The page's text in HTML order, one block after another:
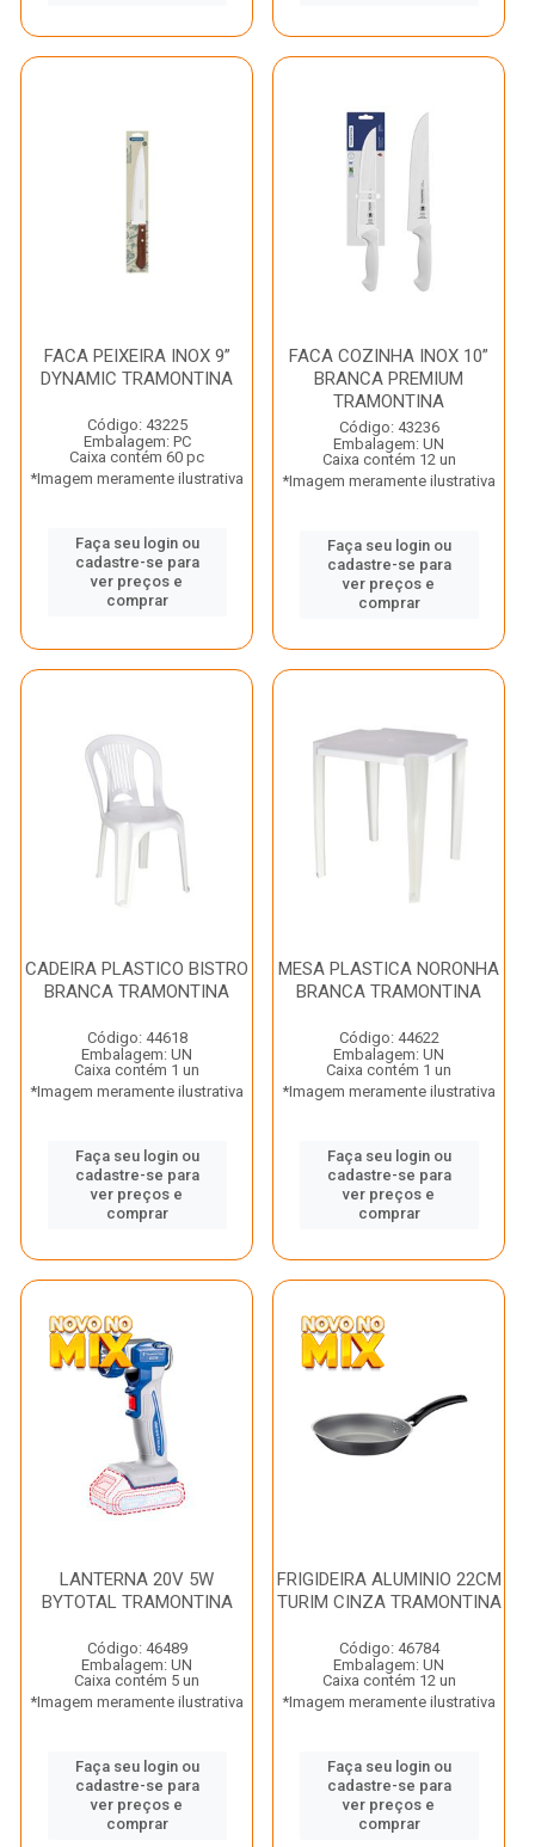
FACA PEIXEIRA INOX 9”
DYNAMIC TRAMONTINA
Código: 43225
Embalagem: PC
Caixa contém 60 pc
*Imagem meramente ilustrativa
Faça seu login ou
cadastre-se para
ver preços e
comprar
FACA COZINHA INOX 10”
BRANCA PREMIUM
TRAMONTINA
Código: 43236
Embalagem: UN
Caixa contém 12 un
*Imagem meramente ilustrativa
Faça seu login ou
cadastre-se para
ver preços e
comprar
CADEIRA PLASTICO BISTRO
BRANCA TRAMONTINA
Código: 44618
Embalagem: UN
Caixa contém 1 un
*Imagem meramente ilustrativa
Faça seu login ou
cadastre-se para
ver preços e
comprar
MESA PLASTICA NORONHA
BRANCA TRAMONTINA
Código: 44622
Embalagem: UN
Caixa contém 1 un
*Imagem meramente ilustrativa
Faça seu login ou
cadastre-se para
ver preços e
comprar
LANTERNA 20V 5W
BYTOTAL TRAMONTINA
Código: 46489
Embalagem: UN
Caixa contém 5 un
*Imagem meramente ilustrativa
Faça seu login ou
cadastre-se para
ver preços e
comprar
FRIGIDEIRA ALUMINIO 22CM
TURIM CINZA TRAMONTINA
Código: 46784
Embalagem: UN
Caixa contém 12 un
*Imagem meramente ilustrativa
Faça seu login ou
cadastre-se para
ver preços e
comprar